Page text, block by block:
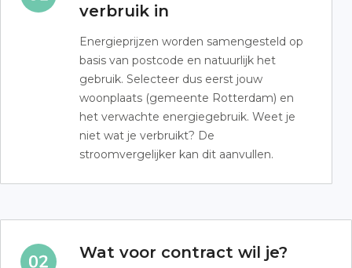
verbruik in
Energieprijzen worden samengesteld op
basis van postcode en natuurlijk het
gebruik. Selecteer dus eerst jouw
woonplaats (gemeente Rotterdam) en
het verwachte energiegebruik. Weet je
niet wat je verbruikt? De
stroomvergelijker kan dit aanvullen.
Wat voor contract wil je?